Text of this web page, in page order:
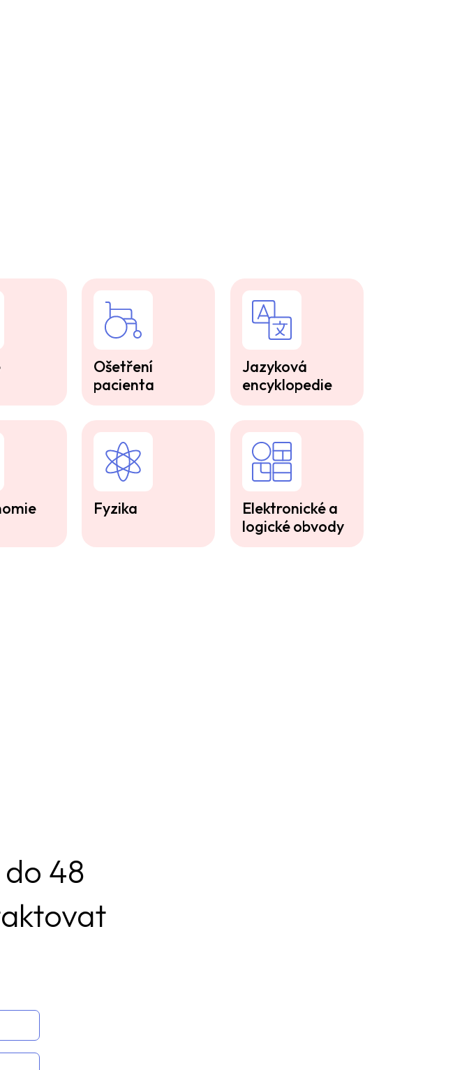
Ošetření
pacienta
Jazyková
encyklopedie
Fyzika
Elektronické a
logické obvody
48